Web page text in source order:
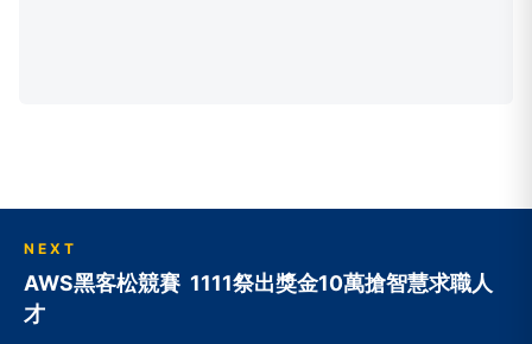
NEXT
AWS黑客松競賽 1111祭出獎金10萬搶智慧求職人
才